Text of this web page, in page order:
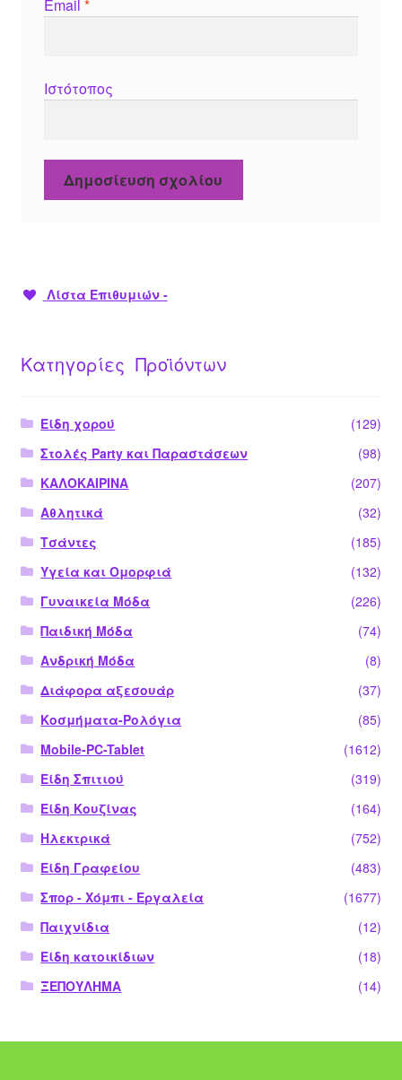
Email *
Ιστότοπος
Λίστα Επιθυμιών -
Κατηγορίες Προϊόντων
Είδη χορού
(129)
Στολές Party και Παραστάσεων
(98)
ΚΑΛΟΚΑΙΡΙΝΑ
(207)
Αθλητικά
(32)
Τσάντες
(185)
Υγεία και Ομορφιά
(132)
Γυναικεία Μόδα
(226)
Παιδική Μόδα
(74)
Ανδρική Μόδα
(8)
Διάφορα αξεσουάρ
(37)
Κοσμήματα-Ρολόγια
(85)
Mobile-PC-Tablet
(1612)
Είδη Σπιτιού
(319)
Είδη Κουζίνας
(164)
Ηλεκτρικά
(752)
Είδη Γραφείου
(483)
Σπορ - Χόμπι - Εργαλεία
(1677)
Παιχνίδια
(12)
Είδη κατοικίδιων
(18)
ΞΕΠΟΥΛΗΜΑ
(14)